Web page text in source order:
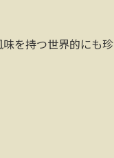
を持つ世界的にも珍